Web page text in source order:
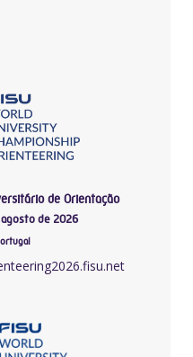
de Orientação
de 2026